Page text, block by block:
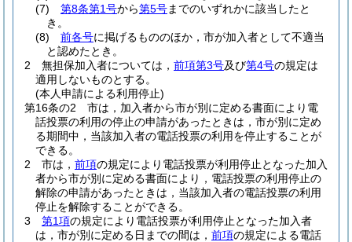
(7)
第8条第1号から第5号までのいずれかに該当したと
き。
(8)
前各号に掲げるもののほか，市が加入者として不適当
と認めたとき。
2
無担保加入者については， 前項第3号及び第4号の規定は
適用しないものとする。
(本人申請による利用停止)
第16条の2
市は，加入者から市が別に定める書面により電
話投票の利用の停止の申請があったときは，市が別に定め
る期間中，当該加入者の電話投票の利用を停止することが
できる。
2
市は， 前項の規定により電話投票が利用停止となった加入
者から市が別に定める書面により，電話投票の利用停止の
解除の申請があったときは，当該加入者の電話投票の利用
停止を解除することができる。
3
第1項の規定により電話投票が利用停止となった加入者
は，市が別に定める日までの間は， 前項の規定による電話